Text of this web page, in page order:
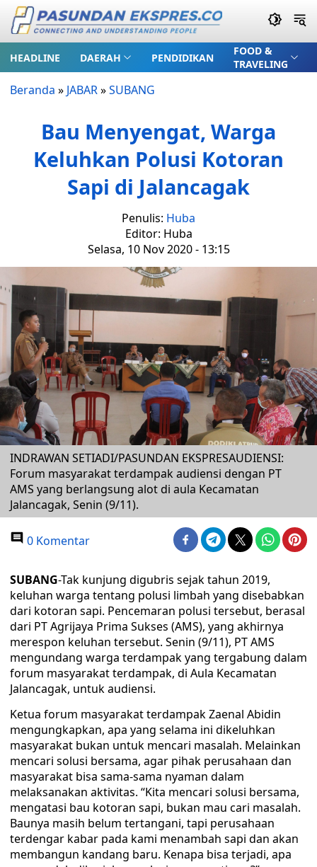
HEADLINE DAERAH PENDIDIKAN
FOOD &
TRAVELING
Beranda » JABAR»SUBANG
Bau Menyengat, Warga
Keluhkan Polusi Kotoran
Sapi di Jalancagak
Penulis: Huba
Editor: Huba
Selasa, 10 Nov 2020 - 13:15
INDRAWAN SETIADI/PASUNDAN EKSPRESAUDIENSI:
Forum masyarakat terdampak audiensi dengan PT
AMS yang berlangsung alot di aula Kecamatan
Jalancagak, Senin (9/11).
0 Komentar
SUBANG-Tak kunjung digubris sejak tahun 2019,
keluhan warga tentang polusi limbah yang disebabkan
dari kotoran sapi. Pencemaran polusi tersebut, berasal
dari PT Agrijaya Prima Sukses (AMS), yang akhirnya
merespon keluhan tersebut. Senin (9/11), PT AMS
mengundang warga terdampak yang tergabung dalam
forum masyarakat terdampak, di Aula Kecamatan
Jalancagak, untuk audiensi.
Ketua forum masyarakat terdampak Zaenal Abidin
mengungkapkan, apa yang selama ini dikeluhkan
masyarakat bukan untuk mencari masalah. Melainkan
mencari solusi bersama, agar pihak perusahaan dan
masyarakat bisa sama-sama nyaman dalam
melaksanakan aktivitas. “Kita mencari solusi bersama,
mengatasi bau kotoran sapi, bukan mau cari masalah.
Baunya masih belum tertangani, tapi perusahaan
terdengar kabar pada kami menambah sapi dan akan
membangun kandang baru. Kenapa bisa terjadi, apa